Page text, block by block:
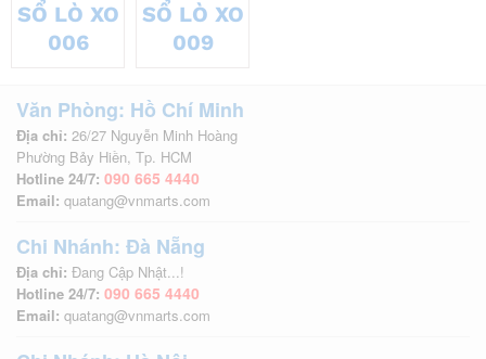
SỔ LÒ XO
006
SỔ LÒ XO
009
Văn Phòng: Hồ Chí Minh
Địa chỉ: 26/27 Nguyễn Minh Hoàng
Phường Bảy Hiền, Tp. HCM
Hotline 24/7: 090 665 4440
Email: quatang@vnmarts.com
Chi Nhánh: Đà Nẵng
Địa chỉ: Đang Cập Nhật...!
Hotline 24/7: 090 665 4440
Email: quatang@vnmarts.com